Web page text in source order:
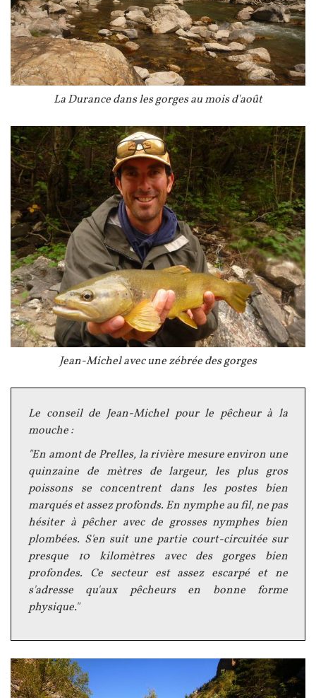
La Durance dans les gorges au mois d'août
Image
Jean-Michel avec une zébrée des gorges
Texte
Le conseil de Jean-Michel pour le pêcheur à la
mouche :
"En amont de Prelles, la rivière mesure environ une
quinzaine de mètres de largeur, les plus gros
poissons se concentrent dans les postes bien
marqués et assez profonds. En nymphe au fil, ne pas
hésiter à pêcher avec de grosses nymphes bien
plombées. S'en suit une partie court-circuitée sur
presque 10 kilomètres avec des gorges bien
profondes. Ce secteur est assez escarpé et ne
s'adresse qu'aux pêcheurs en bonne forme
physique."
Image